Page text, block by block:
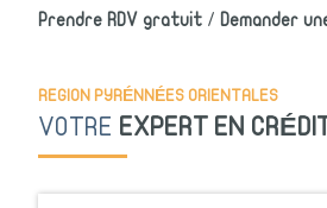
Prendre RDV gratuit /Demander
REGION PYRÉNNÉES ORIENTALES
VOTRE EXPERT EN